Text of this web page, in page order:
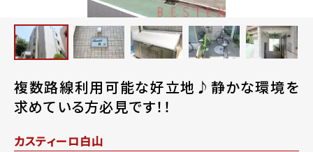
複数路線利用可能な好立地♪静かな環境を
求めている方必見です！！
カスティーロ白山